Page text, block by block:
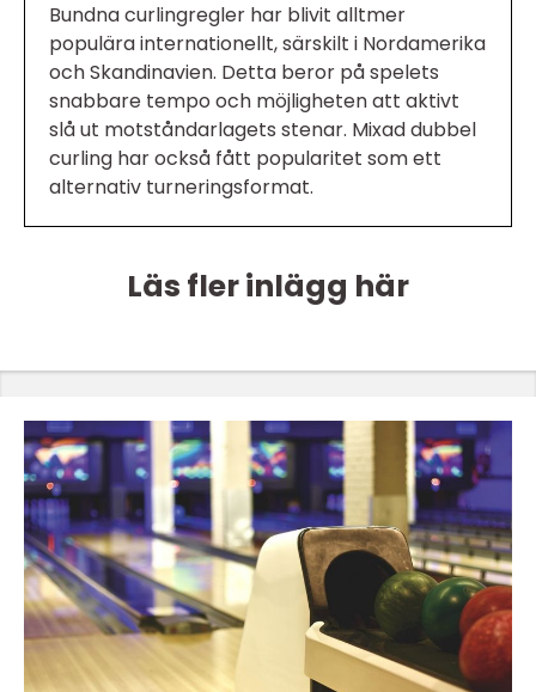
Bundna curlingregler har blivit alltmer
populära internationellt, särskilt i Nordamerika
och Skandinavien. Detta beror på spelets
snabbare tempo och möjligheten att aktivt
slå ut motståndarlagets stenar. Mixad dubbel
curling har också fått popularitet som ett
alternativ turneringsformat.
Läs fler inlägg här